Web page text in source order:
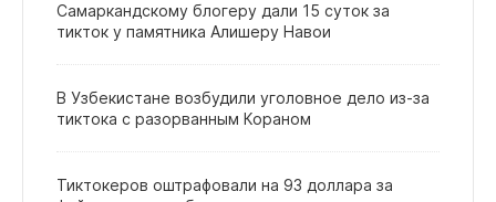
Самаркандскому блогеру дали 15 суток за
тикток у памятника Алишеру Навои
В Узбекистане возбудили уголовное дело из‑за
тиктока с разорванным Кораном
Тиктокеров оштрафовали на 93 доллара за